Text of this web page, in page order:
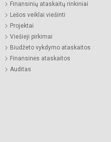
Finansinių ataskaitų rinkiniai
Lėšos veiklai viešinti
Projektai
Viešieji pirkimai
Biudžeto vykdymo ataskaitos
Finansinės ataskaitos
Auditas